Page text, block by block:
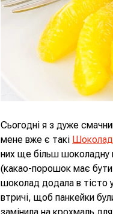
Сьогодні я з дуже
мене вже є такі
них ще більш шоколадну
(какао-порошок має бути
шоколад додала в тісто
втричі, щоб панкейки